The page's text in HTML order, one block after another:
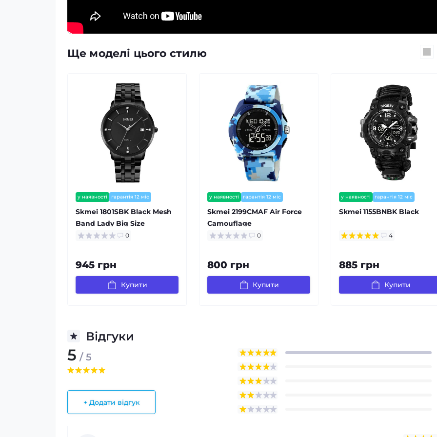
Ще моделі цього стилю
у наявності гарантія 12 міс
Skmei 1801SBK Black Mesh
Band Lady Big Size
0
945 грн
Купити
у наявності гарантія 12 міс
Skmei 2199CMAF Air Force
Camouflage
0
800 грн
Купити
у наявності гарантія 12 міс
Skmei 1155BNBK Black
4
885 грн
Купити
Відгуки
5 / 5
+ Додати відгук